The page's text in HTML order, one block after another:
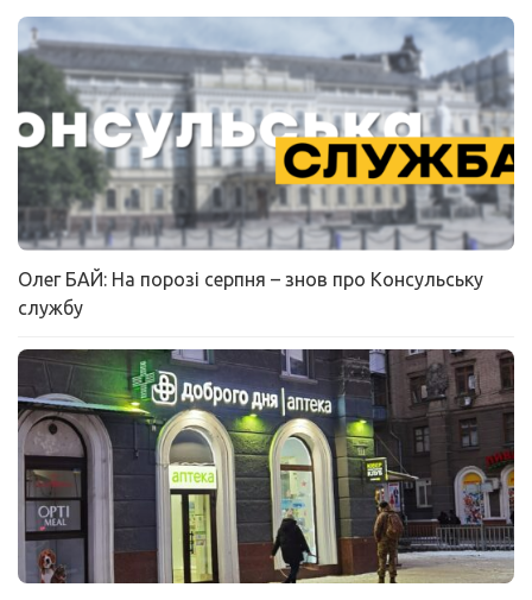
Олег БАЙ: На порозі серпня – знов про Консульську
службу